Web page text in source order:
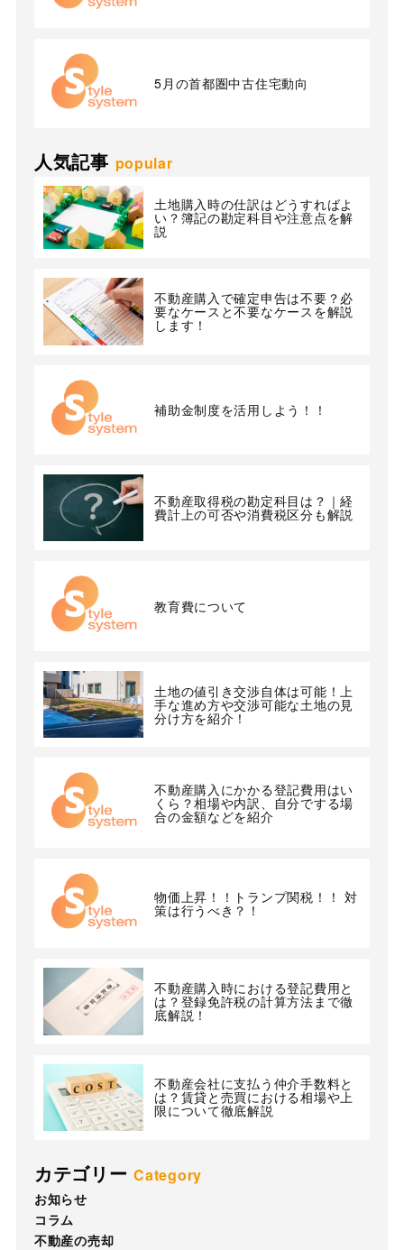
5月の首都圏中古住宅動向
人気記事 popular
土地購入時の仕訳はどうすればよ
い？簿記の勘定科目や注意点を解
説
不動産購入で確定申告は不要？必
要なケースと不要なケースを解説
します！
補助金制度を活用しよう！！
不動産取得税の勘定科目は？｜経
費計上の可否や消費税区分も解説
教育費について
土地の値引き交渉自体は可能！上
手な進め方や交渉可能な土地の見
分け方を紹介！
不動産購入にかかる登記費用はい
くら？相場や内訳、自分でする場
合の金額などを紹介
物価上昇！！トランプ関税！！ 対
策は行うべき？！
不動産購入時における登記費用と
は？登録免許税の計算方法まで徹
底解説！
不動産会社に支払う仲介手数料と
は？賃貸と売買における相場や上
限について徹底解説
カテゴリーCategory
お知らせ
コラム
不動産の売却